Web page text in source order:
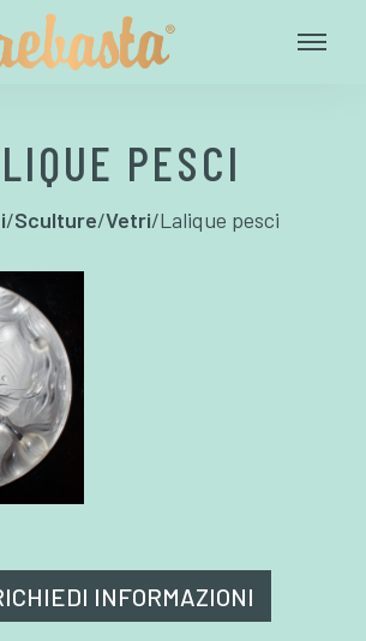
PESCI
/Sculture/Vetri/Lalique pesci
INFORMAZIONI